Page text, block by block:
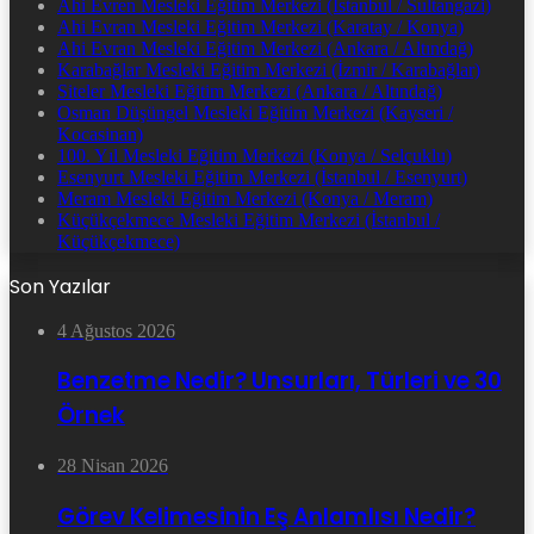
Ahi Evren Mesleki Eğitim Merkezi (İstanbul / Sultangazi)
Ahi Evran Mesleki Eğitim Merkezi (Karatay / Konya)
Ahi Evran Mesleki Eğitim Merkezi (Ankara / Altındağ)
Karabağlar Mesleki Eğitim Merkezi (İzmir / Karabağlar)
Siteler Mesleki Eğitim Merkezi (Ankara / Altındağ)
Osman Düşüngel Mesleki Eğitim Merkezi (Kayseri /
Kocasinan)
100. Yıl Mesleki Eğitim Merkezi (Konya / Selçuklu)
Esenyurt Mesleki Eğitim Merkezi (İstanbul / Esenyurt)
Meram Mesleki Eğitim Merkezi (Konya / Meram)
Küçükçekmece Mesleki Eğitim Merkezi (İstanbul /
Küçükçekmece)
Son Yazılar
4 Ağustos 2026
Benzetme Nedir? Unsurları, Türleri ve 30
Örnek
28 Nisan 2026
Görev Kelimesinin Eş Anlamlısı Nedir?